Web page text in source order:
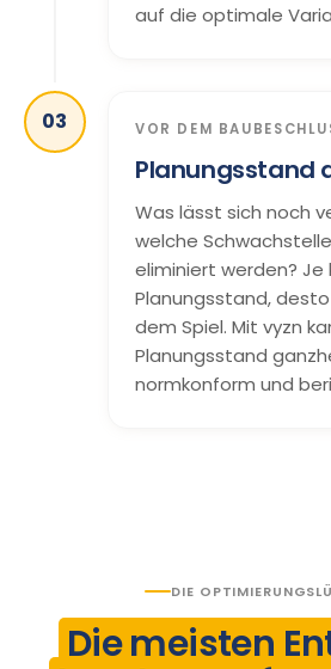
auf die optimale
03 VOR DEM
Planungsstand
Was lässt sich noch
welche
eliminiert werden? Je
Planungsstand,
dem Spiel. Mit vyzn
Planungsstand
normkonform und
DIE
Die meisten